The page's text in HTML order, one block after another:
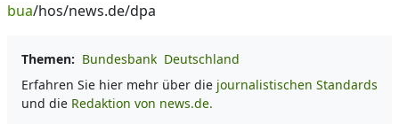
bua/hos/news.de/dpa
Themen: Bundesbank Deutschland
Erfahren Sie hier mehr über die journalistischen Standards
und die Redaktion von news.de.